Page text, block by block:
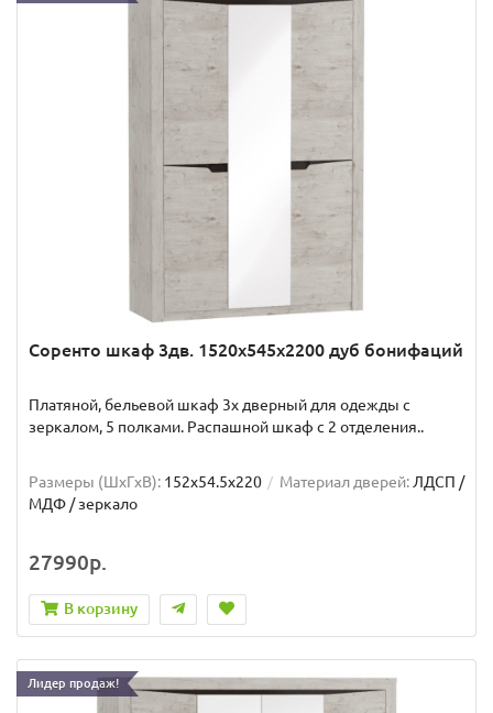
Соренто шкаф 3дв. 1520x545x2200 дуб бонифаций
Платяной, бельевой шкаф 3х дверный для одежды с
зеркалом, 5 полками. Распашной шкаф с 2 отделения..
Размеры (ШxГxВ): 152x54.5x220 Материал дверей: ЛДСП /
МДФ / зеркало
27990р.
В корзину
Лидер продаж!